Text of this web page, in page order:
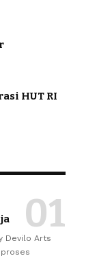
HUT RI
Devilo Arts